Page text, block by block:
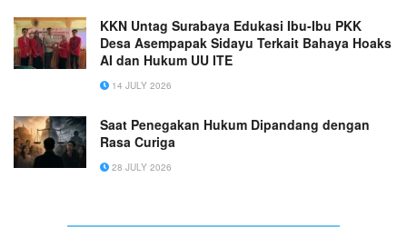
KKN Untag Surabaya Edukasi Ibu-Ibu PKK
Desa Asempapak Sidayu Terkait Bahaya Hoaks
AI dan Hukum UU ITE
14 JULY 2026
Saat Penegakan Hukum Dipandang dengan
Rasa Curiga
28 JULY 2026